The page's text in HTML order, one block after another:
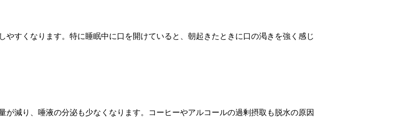
やすくなります。特に睡眠中に口を開けていると、朝起きたときに口の渇きを強く感じ
が減り、唾液の分泌も少なくなります。コーヒーやアルコールの過剰摂取も脱水の原因